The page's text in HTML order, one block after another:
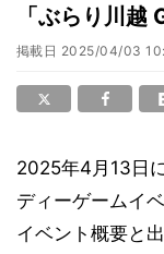
「ぶらり川
掲載日 2025/04/03
2025年4月13日
ディーゲームイ
イベント概要と